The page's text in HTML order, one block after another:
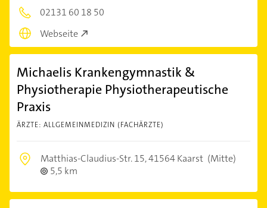
02131 60 18 50
Webseite
Michaelis Krankengymnastik &
Physiotherapie Physiotherapeutische
Praxis
ÄRZTE: ALLGEMEINMEDIZIN (FACHÄRZTE)
Matthias-Claudius-Str. 15,41564 Kaarst (Mitte)
5,5 km